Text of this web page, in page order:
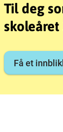
Til deg
Få et